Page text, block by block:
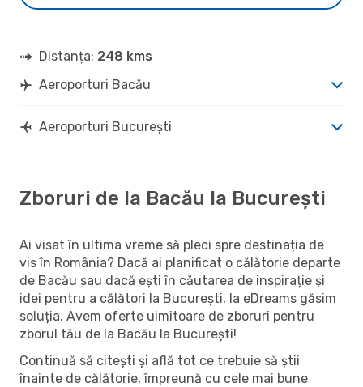
Distanța: 248 kms
Aeroporturi Bacău
Aeroporturi București
Zboruri de la Bacău la București
Ai visat în ultima vreme să pleci spre destinația de
vis în România? Dacă ai planificat o călătorie departe
de Bacău sau dacă ești în căutarea de inspirație și
idei pentru a călători la București, la eDreams găsim
soluția. Avem oferte uimitoare de zboruri pentru
zborul tău de la Bacău la București!
Continuă să citești și află tot ce trebuie să știi
înainte de călătorie, împreună cu cele mai bune